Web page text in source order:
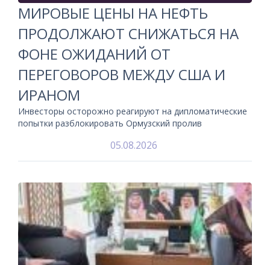
МИРОВЫЕ ЦЕНЫ НА НЕФТЬ
ПРОДОЛЖАЮТ СНИЖАТЬСЯ НА
ФОНЕ ОЖИДАНИЙ ОТ
ПЕРЕГОВОРОВ МЕЖДУ США И
ИРАНОМ
Инвесторы осторожно реагируют на дипломатические
попытки разблокировать Ормузский пролив
05.08.2026